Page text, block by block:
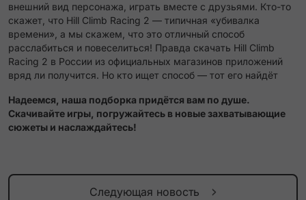
внешний вид персонажа, играть вместе с друзьями. Кто-то
скажет, что Hill Climb Racing 2 — типичная «убивалка
времени», а мы скажем, что это отличный способ
расслабиться и повеселиться! Правда скачать Hill Climb
Racing 2 в России из официальных магазинов приложений
вряд ли получится. Но кто ищет способ — тот его найдёт
Надеемся, наша подборка придётся вам по душе.
Скачивайте игры, погружайтесь в новые захватывающие
сюжеты и наслаждайтесь!
Следующая новость